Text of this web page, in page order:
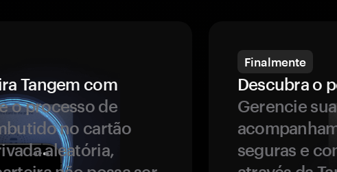
Tangem com
o processo de
no cartão
aleatória,
Finalmente
Descubra o
Gerencie
seguras e